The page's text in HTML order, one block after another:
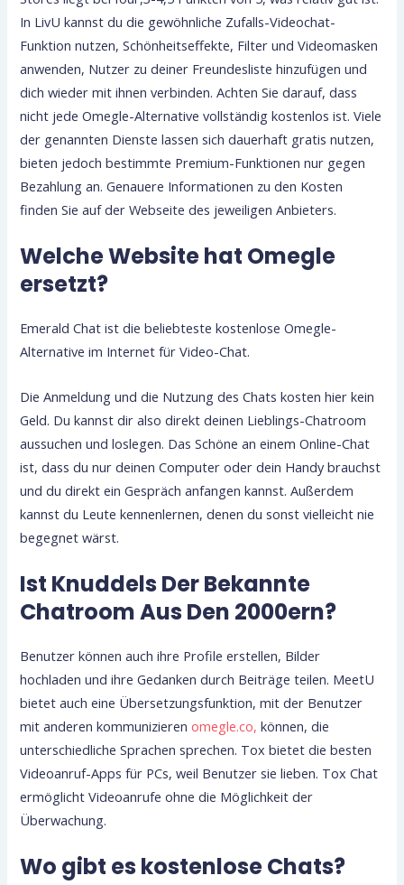
In LivU kannst du die gewöhnliche Zufalls-Videochat-
Funktion nutzen, Schönheitseffekte, Filter und Videomasken
anwenden, Nutzer zu deiner Freundesliste hinzufügen und
dich wieder mit ihnen verbinden. Achten Sie darauf, dass
nicht jede Omegle-Alternative vollständig kostenlos ist. Viele
der genannten Dienste lassen sich dauerhaft gratis nutzen,
bieten jedoch bestimmte Premium-Funktionen nur gegen
Bezahlung an. Genauere Informationen zu den Kosten
finden Sie auf der Webseite des jeweiligen Anbieters.
Welche Website hat Omegle
ersetzt?
Emerald Chat ist die beliebteste kostenlose Omegle-
Alternative im Internet für Video-Chat.
Die Anmeldung und die Nutzung des Chats kosten hier kein
Geld. Du kannst dir also direkt deinen Lieblings-Chatroom
aussuchen und loslegen. Das Schöne an einem Online-Chat
ist, dass du nur deinen Computer oder dein Handy brauchst
und du direkt ein Gespräch anfangen kannst. Außerdem
kannst du Leute kennenlernen, denen du sonst vielleicht nie
begegnet wärst.
Ist Knuddels Der Bekannte
Chatroom Aus Den 2000ern?
Benutzer können auch ihre Profile erstellen, Bilder
hochladen und ihre Gedanken durch Beiträge teilen. MeetU
bietet auch eine Übersetzungsfunktion, mit der Benutzer
mit anderen kommunizierenomegle.co, können, die
unterschiedliche Sprachen sprechen. Tox bietet die besten
Videoanruf-Apps für PCs, weil Benutzer sie lieben. Tox Chat
ermöglicht Videoanrufe ohne die Möglichkeit der
Überwachung.
Wo gibt es kostenlose Chats?